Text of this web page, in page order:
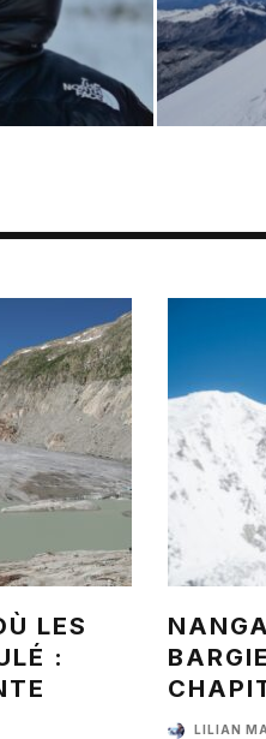
LES
:
LILIAN